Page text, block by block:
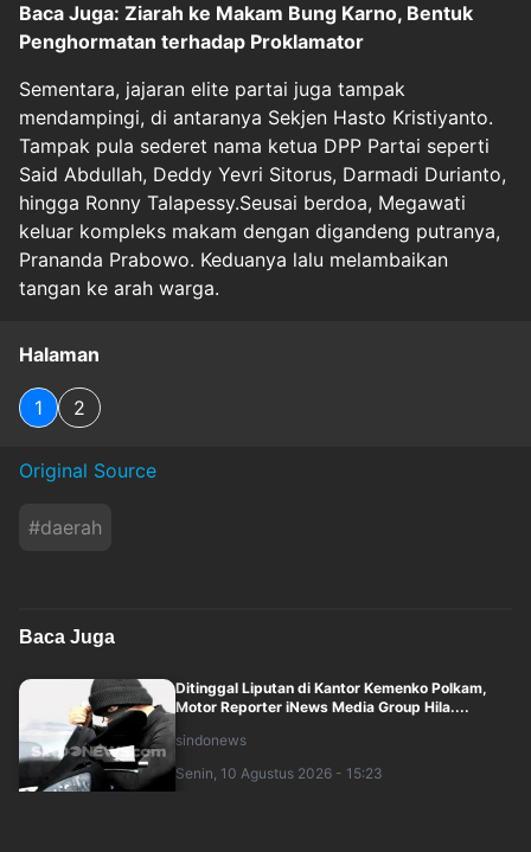
Baca Juga: Ziarah ke Makam Bung Karno, Bentuk
Penghormatan terhadap Proklamator
Sementara, jajaran elite partai juga tampak
mendampingi, di antaranya Sekjen Hasto Kristiyanto.
Tampak pula sederet nama ketua DPP Partai seperti
Said Abdullah, Deddy Yevri Sitorus, Darmadi Durianto,
hingga Ronny Talapessy.Seusai berdoa, Megawati
keluar kompleks makam dengan digandeng putranya,
Prananda Prabowo. Keduanya lalu melambaikan
tangan ke arah warga.
Halaman
1 2
Original Source
#daerah
Baca Juga
Ditinggal Liputan di Kantor Kemenko Polkam,
Motor Reporter iNews Media Group Hila....
sindonews
Senin, 10 Agustus 2026 - 15:23